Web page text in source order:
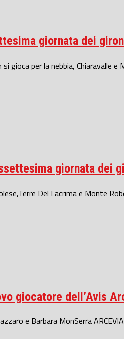
giornata dei
gioca per la nebbia, Chiaravalle e
giornata dei
Del Lacrima e Monte
giocatore dell’Avis
e Barbara MonSerra